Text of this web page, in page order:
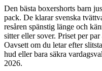
Den bästa boxershorts barn
pack. De klarar svenska
resåren spänstig länge och
sitter eller sover. Priset per
Oavsett om du letar efter
hud eller bara säkra
2026.